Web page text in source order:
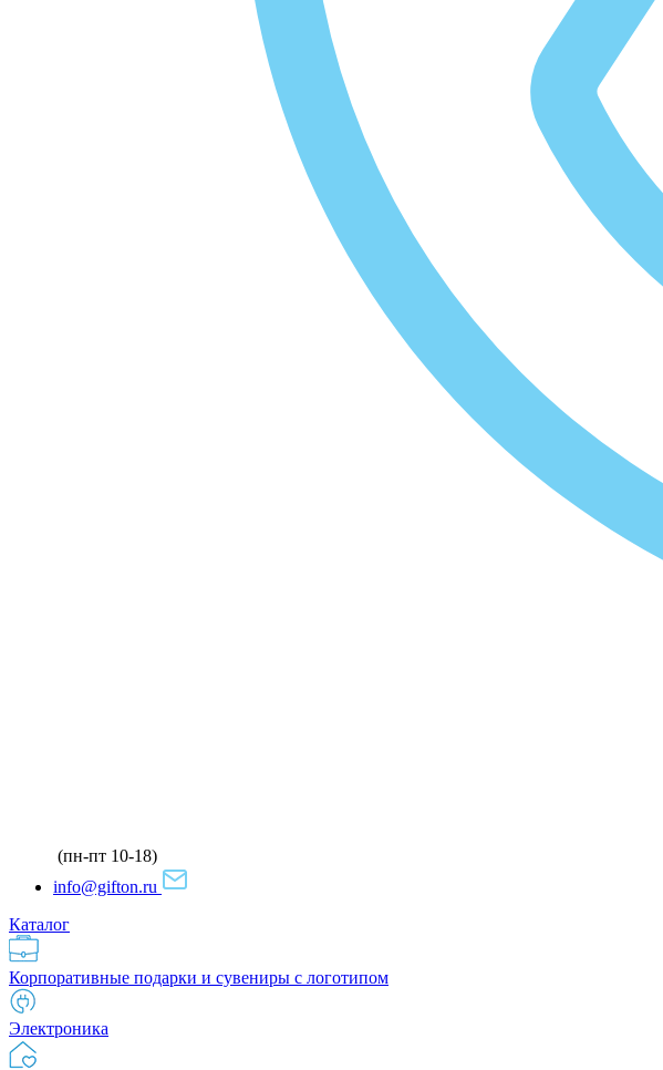
(пн-пт 10-18)
info@gifton.ru
Каталог
Корпоративные подарки и сувениры с логотипом
Электроника